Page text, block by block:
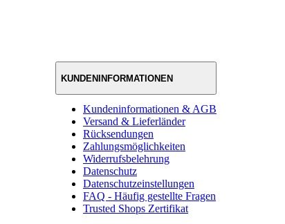
KUNDENINFORMATIONEN
Kundeninformationen & AGB
Versand & Lieferländer
Rücksendungen
Zahlungsmöglichkeiten
Widerrufsbelehrung
Datenschutz
Datenschutzeinstellungen
FAQ - Häufig gestellte Fragen
Trusted Shops Zertifikat